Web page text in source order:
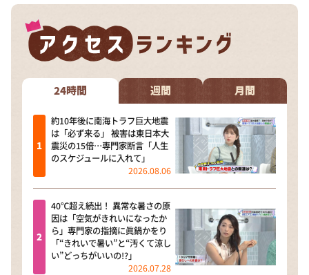
24時間 週間 月間
約10年後に南海トラフ巨大地震
は「必ず来る」 被害は東日本大
震災の15倍…専門家断言「人生
のスケジュールに入れて」
2026.08.06
40℃超え続出！ 異常な暑さの原
因は「空気がきれいになったか
ら」専門家の指摘に眞鍋かをり
「“きれいで暑い”と“汚くて涼し
い”どっちがいいの!?」
2026.07.28